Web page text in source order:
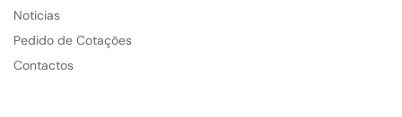
Noticias
Pedido de Cotações
Contactos